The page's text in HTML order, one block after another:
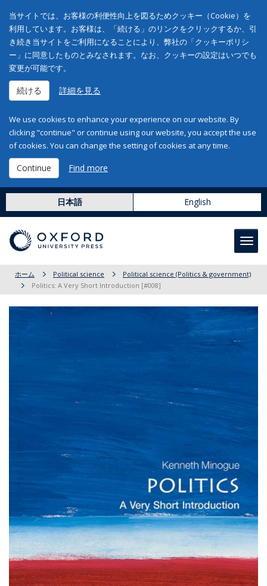
当サイトでは、お客様の利便性向上を図るためクッキー（Cookie）を
利用しています。お客様は、「続ける」のリンクをクリックするか、引
き続き当サイトをご利用になることにより、弊社の「クッキーポリシ
ー」に同意したものとみなされます。なお、クッキーの設定はいつでも
変更が可能です。
続ける 詳細を見る
We use cookies to enhance your experience on our website. By
clicking "continue" or continue using our website, you accept the use
of cookies. You can change the setting of cookies at any time.
Continue Find more
日本語 English
ホーム Political science
Political science (Politics & government)
Politics: A Very Short Introduction [#008]